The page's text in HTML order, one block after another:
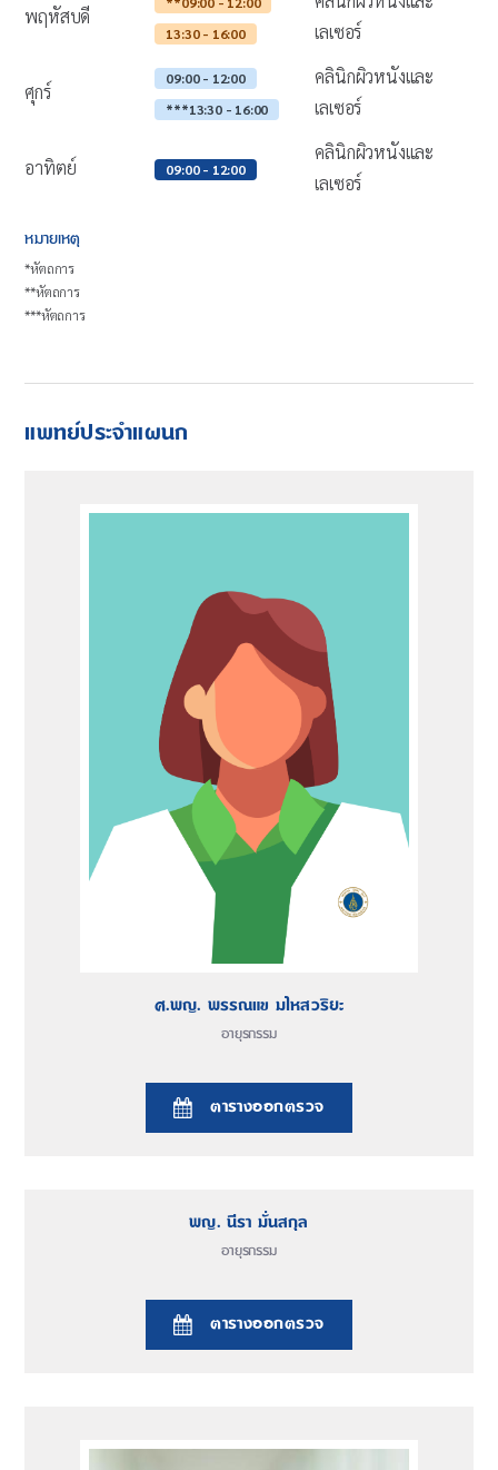
พฤหัสบดี
13:30 - 16:00
เลเซอร์
ศุกร์
09:00 - 12:00
***13:30 - 16:00
คลินิกผิวหนังและ
เลเซอร์
อาทิตย์ 09:00 - 12:00
คลินิกผิวหนังและ
เลเซอร์
หมายเหตุ
*หัตถการ
**หัตถการ
***หัตถการ
แพทย์ประจำแผนก
อายุรกรรม
ศ.พญ. พรรณแข มไหสวริยะ
ตารางออกตรวจ
อายุรกรรม
พญ. นีรา มั่นสกุล
ตารางออกตรวจ